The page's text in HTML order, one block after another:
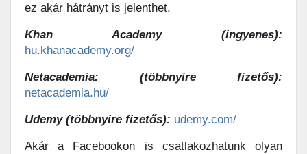
ez akár hátrányt is jelenthet.
Khan Academy (ingyenes):
hu.khanacademy.org/
Netacademia: (többnyire fizetős):
netacademia.hu/
Udemy (többnyire fizetős): udemy.com/
Akár a Facebookon is csatlakozhatunk olyan